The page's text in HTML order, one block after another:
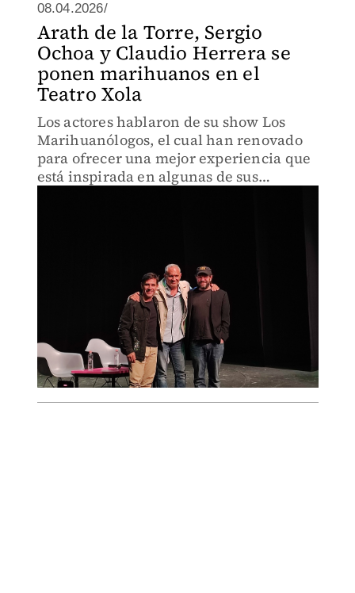
08.04.2026/
Arath de la Torre, Sergio
Ochoa y Claudio Herrera se
ponen marihuanos en el
Teatro Xola
Los actores hablaron de su show Los
Marihuanólogos, el cual han renovado
para ofrecer una mejor experiencia que
está inspirada en algunas de sus